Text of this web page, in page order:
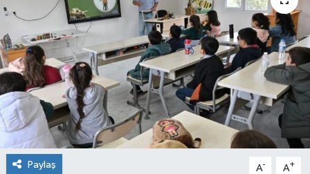
Paylaş A- A+